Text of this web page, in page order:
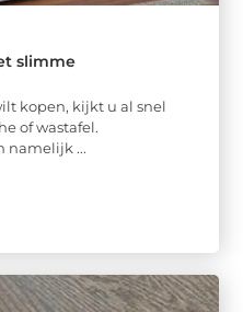
slimme
kopen, kijkt u al snel
of wastafel.
namelijk ...